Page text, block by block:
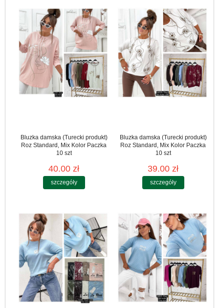
Bluzka damska (Turecki produkt)
Roz Standard, Mix Kolor Paczka
10 szt
40.00 zł
szczegóły
Bluzka damska (Turecki produkt)
Roz Standard, Mix Kolor Paczka
10 szt
39.00 zł
szczegóły